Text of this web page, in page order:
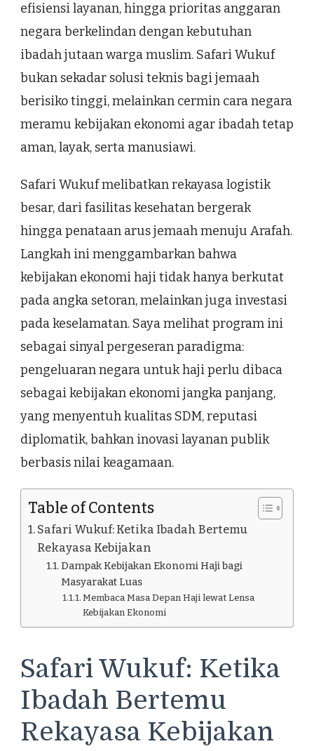
efisiensi layanan, hingga prioritas anggaran
negara berkelindan dengan kebutuhan
ibadah jutaan warga muslim. Safari Wukuf
bukan sekadar solusi teknis bagi jemaah
berisiko tinggi, melainkan cermin cara negara
meramu kebijakan ekonomi agar ibadah tetap
aman, layak, serta manusiawi.
Safari Wukuf melibatkan rekayasa logistik
besar, dari fasilitas kesehatan bergerak
hingga penataan arus jemaah menuju Arafah.
Langkah ini menggambarkan bahwa
kebijakan ekonomi haji tidak hanya berkutat
pada angka setoran, melainkan juga investasi
pada keselamatan. Saya melihat program ini
sebagai sinyal pergeseran paradigma:
pengeluaran negara untuk haji perlu dibaca
sebagai kebijakan ekonomi jangka panjang,
yang menyentuh kualitas SDM, reputasi
diplomatik, bahkan inovasi layanan publik
berbasis nilai keagamaan.
Table of Contents
Safari Wukuf: Ketika Ibadah Bertemu
Rekayasa Kebijakan
Dampak Kebijakan Ekonomi Haji bagi
Masyarakat Luas
Membaca Masa Depan Haji lewat Lensa
Kebijakan Ekonomi
Safari Wukuf: Ketika
Ibadah Bertemu
Rekayasa Kebijakan